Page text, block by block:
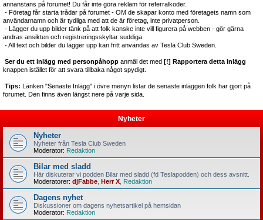
annanstans på forumet! Du får inte göra reklam för referralkoder.
- Företag får starta trådar på forumet - OM de skapar konto med företagets namn som
användarnamn och är tydliga med att de är företag, inte privatperson.
- Lägger du upp bilder tänk på att folk kanske inte vill figurera på webben - gör gärna
andras ansikten och registreringsskyltar suddiga.
- All text och bilder du lägger upp kan fritt användas av Tesla Club Sweden.
Ser du ett inlägg med personpåhopp anmäl det med [!] Rapportera detta inlägg
knappen istället för att svara tillbaka något spydigt.
Tips: Länken "Senaste Inlägg" i övre menyn listar de senaste inläggen folk har gjort på
forumet. Den finns även längst nere på varje sida.
Nyheter
Nyheter
Nyheter från Tesla Club Sweden
Moderator: Redaktion
Bilar med sladd
Här diskuterar vi podden Bilar med sladd (fd Teslapodden) och dess avsnitt.
Moderatorer: djFabbe Herr X Redaktion
Dagens nyhet
Diskussioner om dagens nyhetsartikel på hemsidan
Moderator: Redaktion